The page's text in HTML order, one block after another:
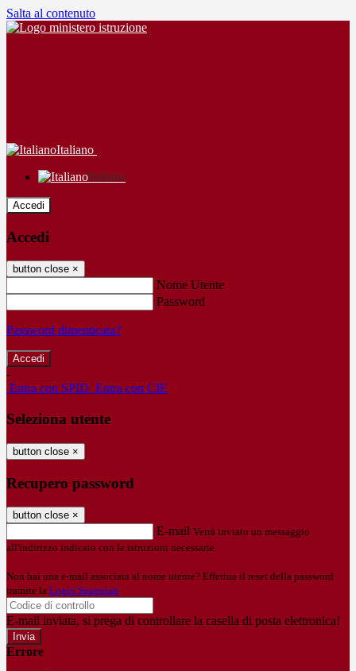
Salta al contenuto
Italiano
Italiano
Accedi
Accedi
button close ×
Nome Utente
Password
Password dimenticata?
-
Entra con SPID Entra con CIE
Seleziona utente
button close ×
Recupero password
button close ×
E-mail Verrà inviato un messaggio
all'indirizzo indicato con le istruzioni necessarie.
Non hai una e-mail associata al nome utente? Effettua il reset della password
tramite la Login Spaggiari
E-mail inviata, si prega di controllare la casella di posta elettronica!
Errore